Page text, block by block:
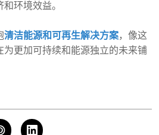
环境效益。
清洁能源和可再生解决方案，像这
为更加可持续和能源独立的未来铺